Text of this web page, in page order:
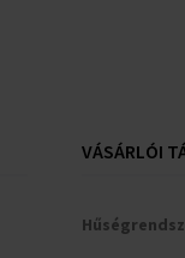
VÁSÁRLÓI